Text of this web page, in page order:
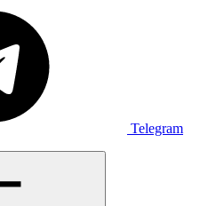
Telegram